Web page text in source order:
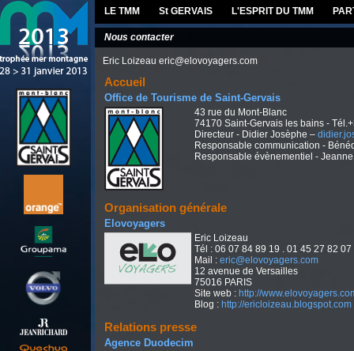
Nous contacter
Eric Loizeau eric@elovoyagers.com
Accueil
Office de Tourisme de Saint-Gervais
43 rue du Mont-Blanc
74170 Saint-Gervais les bains -
Directeur - Didier Josèphe –
Responsable communication -
Responsable évènementiel -
Organisation générale
Elovoyagers
Eric Loizeau
Tél : 06 07 84 89 19 . 01 45 27 82 07
Mail : eric@elovoyagers.com
12 avenue de Versailles
75016 PARIS
Site web : http://
Blog : http://ericloizeau.blogspot.com
Relations presse
Agence Duodecim
LE TMM St GERVAIS L'ESPRIT DU TMM